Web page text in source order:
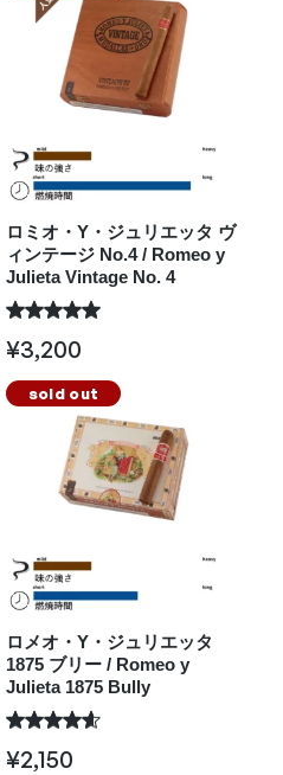
ロミオ・Y・ジュリエッタ ヴ
ィンテージ No.4 / Romeo y
Julieta Vintage No. 4
¥3,200
sold out
ロメオ・Y・ジュリエッタ
1875 ブリー / Romeo y
Julieta 1875 Bully
¥2,150